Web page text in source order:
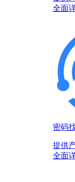
全面
密码
提供
全面